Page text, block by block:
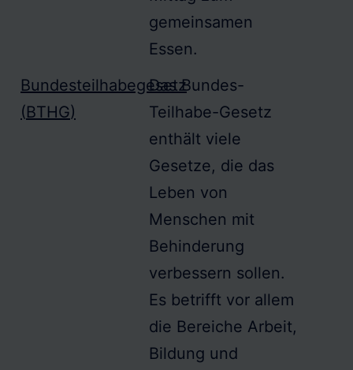
gemeinsamen
Essen.
Bundesteilhabegesetz
(BTHG)
DasBundes-
Teilhabe-Gesetz
enthält viele
Gesetze, die das
Leben von
Menschen mit
Behinderung
verbessern sollen.
Es betrifft vor allem
die Bereiche Arbeit,
Bildung und